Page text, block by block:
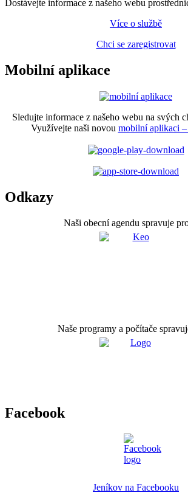
Dostávejte informace z našeho webu
Více o službě
Chci se zaregistrovat
Mobilní aplikace
Sledujte informace z našeho webu na svých
Využívejte naši novou mobilní aplikaci
Odkazy
Naši obecní agendu spravuje
Naše programy a počítače
Facebook
Jeníkov na Facebooku